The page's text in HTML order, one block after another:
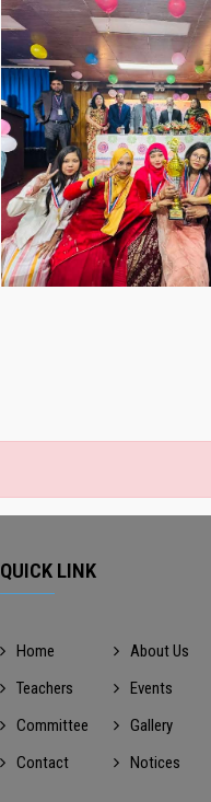
গৌরবের মুহূর্ত
গৌরবের মুহূর্ত
QUICK LINK
Home
About Us
Teachers
Events
Committee
Gallery
Contact
Notices